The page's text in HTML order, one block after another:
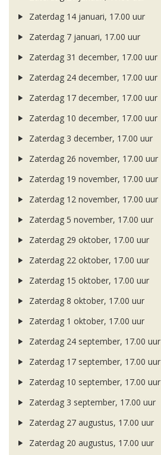
Zaterdag 14 januari, 17.00 uur
Zaterdag 7 januari, 17.00 uur
Zaterdag 31 december, 17.00 uur
Zaterdag 24 december, 17.00 uur
Zaterdag 17 december, 17.00 uur
Zaterdag 10 december, 17.00 uur
Zaterdag 3 december, 17.00 uur
Zaterdag 26 november, 17.00 uur
Zaterdag 19 november, 17.00 uur
Zaterdag 12 november, 17.00 uur
Zaterdag 5 november, 17.00 uur
Zaterdag 29 oktober, 17.00 uur
Zaterdag 22 oktober, 17.00 uur
Zaterdag 15 oktober, 17.00 uur
Zaterdag 8 oktober, 17.00 uur
Zaterdag 1 oktober, 17.00 uur
Zaterdag 24 september, 17.00 uur
Zaterdag 17 september, 17.00 uur
Zaterdag 10 september, 17.00 uur
Zaterdag 3 september, 17.00 uur
Zaterdag 27 augustus, 17.00 uur
Zaterdag 20 augustus, 17.00 uur